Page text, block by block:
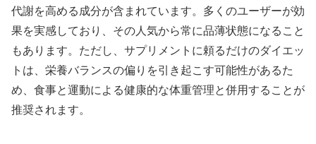
代謝を高める成分が含まれています。多くのユーザーが効
果を実感しており、その人気から常に品薄状態になること
もあります。ただし、サプリメントに頼るだけのダイエッ
トは、栄養バランスの偏りを引き起こす可能性があるた
め、食事と運動による健康的な体重管理と併用することが
推奨されます。